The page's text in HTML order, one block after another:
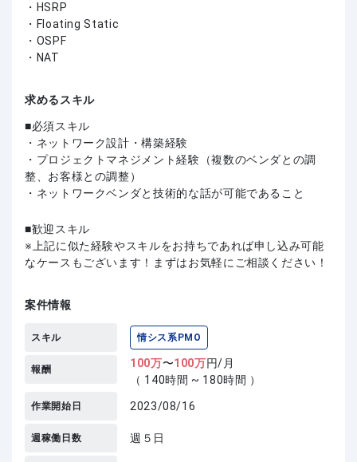
・HSRP
・Floating Static
・OSPF
・NAT
求めるスキル
必須スキル
・ネットワーク設計・構築経験
・プロジェクトマネジメント経験（複数のベンダとの調
整、お客様との調整）
・ネットワークベンダと技術的な話が可能であること
歓迎スキル
上記に似た経験やスキルをお持ちであれば申し込み可能
なケースもございます！まずはお気軽にご相談ください！
案件情報
スキル 情シス系PMO
報酬 100万〜100万円/月
（ 140時間 ~ 180時間 ）
作業開始日 2023/08/16
週稼働日数 週５日